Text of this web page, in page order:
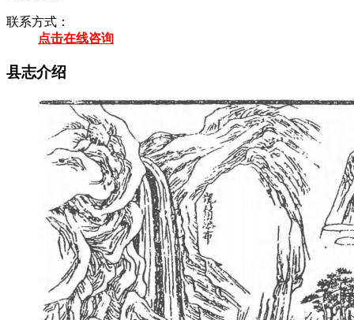
联系方式：
点击在线咨询
县志介绍